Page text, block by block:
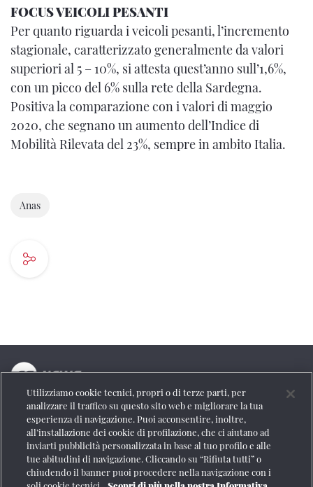
FOCUS VEICOLI PESANTI
Per quanto riguarda i veicoli pesanti, l’incremento
stagionale, caratterizzato generalmente da valori
superiori al 5 – 10%, si attesta quest’anno sull’1,6%,
con un picco del 6% sulla rete della Sardegna.
Positiva la comparazione con i valori di maggio
2020, che segnano un aumento dell’Indice di
Mobilità Rilevata del 23%, sempre in ambito Italia.
Anas
La testata online del Gruppo FS Italiane
Social
Utilizziamo cookie tecnici, propri o di terze parti, per
analizzare il traffico su questo sito web e migliorare la tua
esperienza di navigazione. Puoi acconsentire, inoltre,
all’installazione dei cookie di profilazione, che ci aiutano ad
inviarti pubblicità personalizzata in base al tuo profilo e alle
tue abitudini di navigazione. Cliccando su “Rifiuta tutti” o
chiudendo il banner puoi procedere nella navigazione con i